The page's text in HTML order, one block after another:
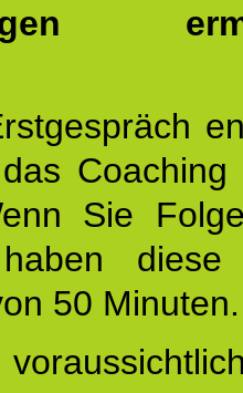
Coaching
Sie
diese
50 Minuten.